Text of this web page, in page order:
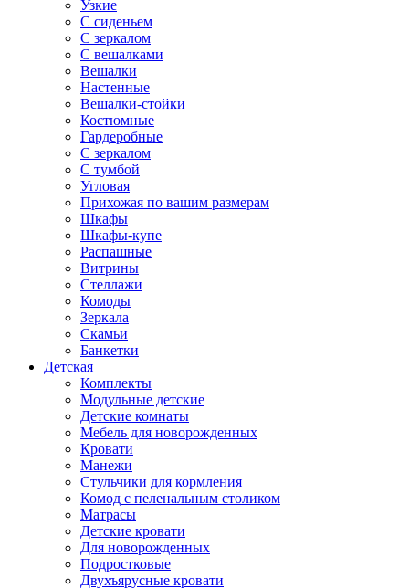
Узкие
С сиденьем
С зеркалом
С вешалками
Вешалки
Настенные
Вешалки-стойки
Костюмные
Гардеробные
С зеркалом
С тумбой
Угловая
Прихожая по вашим размерам
Шкафы
Шкафы-купе
Распашные
Витрины
Стеллажи
Комоды
Зеркала
Скамьи
Банкетки
Детская
Комплекты
Модульные детские
Детские комнаты
Мебель для новорожденных
Кровати
Манежи
Стульчики для кормления
Комод с пеленальным столиком
Матрасы
Детские кровати
Для новорожденных
Подростковые
Двухъярусные кровати